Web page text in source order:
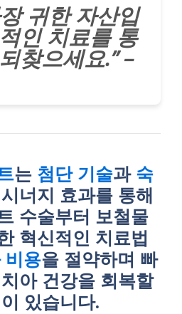
귀한 자산입
인 치료를 통
찾으세요.” –
는 첨단 기술과 숙
너지 효과를 통해
수술부터 보철물
혁신적인 치료법
비용을 절약하며 빠
아 건강을 회복할
있습니다.